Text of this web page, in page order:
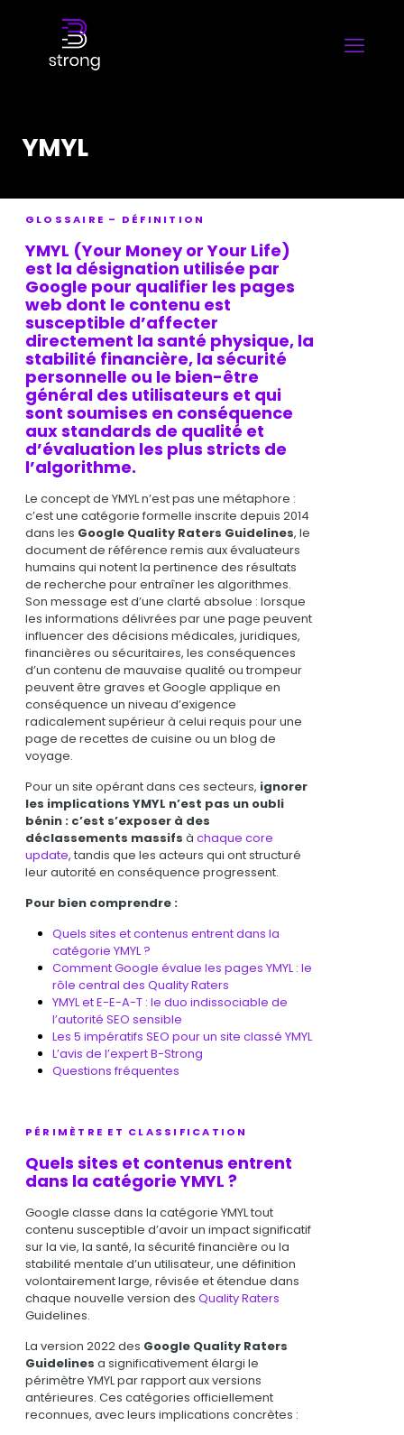
YMYL
GLOSSAIRE – DÉFINITION
YMYL (Your Money or Your Life)
est la désignation utilisée par
Google pour qualifier les pages
web dont le contenu est
susceptible d’affecter
directement la santé physique, la
stabilité financière, la sécurité
personnelle ou le bien-être
général des utilisateurs et qui
sont soumises en conséquence
aux standards de qualité et
d’évaluation les plus stricts de
l’algorithme.
Le concept de YMYL n’est pas une métaphore :
c’est une catégorie formelle inscrite depuis 2014
dans les Google Quality Raters Guidelines, le
document de référence remis aux évaluateurs
humains qui notent la pertinence des résultats
de recherche pour entraîner les algorithmes.
Son message est d’une clarté absolue : lorsque
les informations délivrées par une page peuvent
influencer des décisions médicales, juridiques,
financières ou sécuritaires, les conséquences
d’un contenu de mauvaise qualité ou trompeur
peuvent être graves et Google applique en
conséquence un niveau d’exigence
radicalement supérieur à celui requis pour une
page de recettes de cuisine ou un blog de
voyage.
Pour un site opérant dans ces secteurs, ignorer
les implications YMYL n’est pas un oubli
bénin : c’est s’exposer à des
déclassements massifs à chaque core
update, tandis que les acteurs qui ont structuré
leur autorité en conséquence progressent.
Pour bien comprendre :
Quels sites et contenus entrent dans la
catégorie YMYL ?
Comment Google évalue les pages YMYL : le
rôle central des Quality Raters
YMYL etE-E-A-T : le duo indissociable de
l’autorité SEO sensible
Les 5 impératifs SEO pour un site classé YMYL
L’avis de l’expert B-Strong
Questions fréquentes
PÉRIMÈTRE ET CLASSIFICATION
Quels sites et contenus entrent
dans la catégorie YMYL ?
Google classe dans la catégorie YMYL tout
contenu susceptible d’avoir un impact significatif
sur la vie, la santé, la sécurité financière ou la
stabilité mentale d’un utilisateur, une définition
volontairement large, révisée et étendue dans
chaque nouvelle version des Quality Raters
Guidelines.
La version 2022 des Google Quality Raters
Guidelines a significativement élargi le
périmètre YMYL par rapport aux versions
antérieures. Ces catégories officiellement
reconnues, avec leurs implications concrètes :